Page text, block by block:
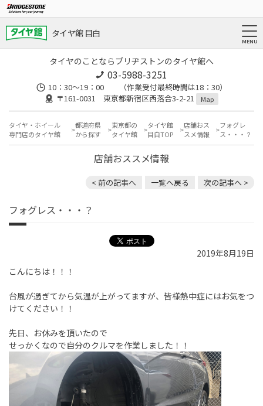
タイヤ館 目白
タイヤのことならブリヂストンのタイヤ館へ
03-5988-3251
10：30～19：00 （作業受付最終時間は18：30）
〒161-0031 東京都新宿区西落合3-2-21
Map
タイヤ・ホイール
専門店のタイヤ館
都道府県
から探す
東京都の
タイヤ館
タイヤ館
目白TOP
店舗おス
スメ情報
フォグレ
ス・・・？
店舗おススメ情報
< 前の記事へ 一覧へ戻る 次の記事へ >
フォグレス・・・？
2019年8月19日
こんにちは！！！
台風が過ぎてから気温が上がってますが、皆様熱中症にはお気をつ
けてください！！
先日、お休みを頂いたので
せっかくなので自分のクルマを作業しました！！